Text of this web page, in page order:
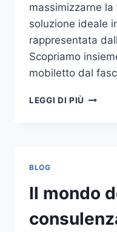
massimizzarne
soluzione ideale
rappresentata
Scopriamo
mobiletto dal
LEGGI DI PIÙ
PER
BLOG
Il mondo